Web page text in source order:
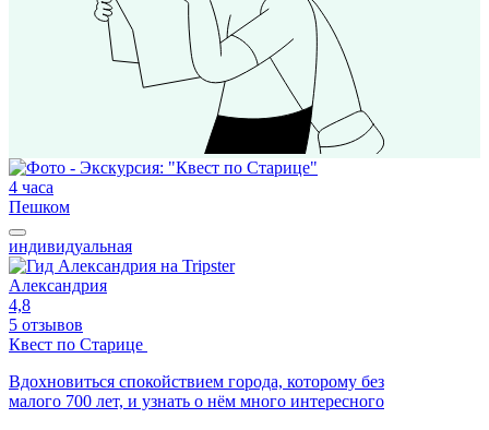
4 часа
Пешком
индивидуальная
Александрия
4,8
5 отзывов
Квест по Старице
Вдохновиться спокойствием города, которому без
малого 700 лет, и узнать о нём много интересного